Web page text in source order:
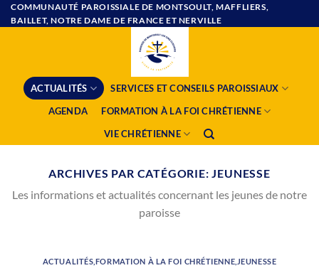
Passer
au
COMMUNAUTÉ PAROISSIALE DE MONTSOULT, MAFFLIERS,
BAILLET, NOTRE DAME DE FRANCE ET NERVILLE
ACTUALITÉS
SERVICES ET CONSEILS PAROISSIAUX
AGENDA
FORMATION À LA FOI CHRÉTIENNE
VIE CHRÉTIENNE
ARCHIVES PAR CATÉGORIE:JEUNESSE
Les informations et actualités concernant les jeunes de notre
paroisse
ACTUALITÉS FORMATION À LA FOI CHRÉTIENNE JEUNESSE